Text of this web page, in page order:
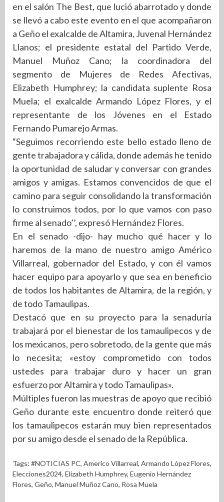
en el salón The Best, que lució abarrotado y donde
se llevó a cabo este evento en el que acompañaron
a Geño el exalcalde de Altamira, Juvenal Hernández
Llanos; el presidente estatal del Partido Verde,
Manuel Muñoz Cano; la coordinadora del
segmento de Mujeres de Redes Afectivas,
Elizabeth Humphrey; la candidata suplente Rosa
Muela; el exalcalde Armando López Flores, y el
representante de los Jóvenes en el Estado
Fernando Pumarejo Armas.
“Seguimos recorriendo este bello estado lleno de
gente trabajadora y cálida, donde además he tenido
la oportunidad de saludar y conversar con grandes
amigos y amigas. Estamos convencidos de que el
camino para seguir consolidando la transformación
lo construimos todos, por lo que vamos con paso
firme al senado’’, expresó Hernández Flores.
En el senado -dijo- hay mucho qué hacer y lo
haremos de la mano de nuestro amigo Américo
Villarreal, gobernador del Estado, y con él vamos
hacer equipo para apoyarlo y que sea en beneficio
de todos los habitantes de Altamira, de la región, y
de todo Tamaulipas.
Destacó que en su proyecto para la senaduría
trabajará por el bienestar de los tamaulipecos y de
los mexicanos, pero sobretodo, de la gente que más
lo necesita; «estoy comprometido con todos
ustedes para trabajar duro y hacer un gran
esfuerzo por Altamira y todo Tamaulipas».
Múltiples fueron las muestras de apoyo que recibió
Geño durante este encuentro donde reiteró que
los tamaulipecos estarán muy bien representados
por su amigo desde el senado de la República.
Tags: #NOTICIAS PC, Americo Villarreal, Armando López Flores,
Elecciones2024, Elizabeth Humphrey, Eugenio Hernández
Flores, Geño, Manuel Muñoz Cano, Rosa Muela